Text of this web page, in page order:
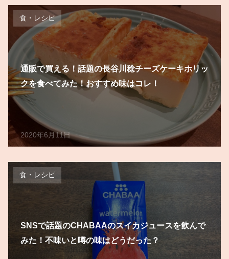
食・レシピ
2020年6月11日
通販で買える！話題の長谷川稔チーズケーキホリッ
クを食べてみた！おすすめ味はコレ！
食・レシピ
SNSで話題のCHABAAのスイカジュースを飲んで
みた！不味いと噂の味はどうだった？